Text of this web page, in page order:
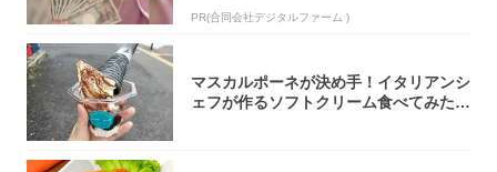
PR(合同会社デジタルファーム )
マスカルポーネが決め手！イタリアンシ
ェフが作るソフトクリーム食べてみた!